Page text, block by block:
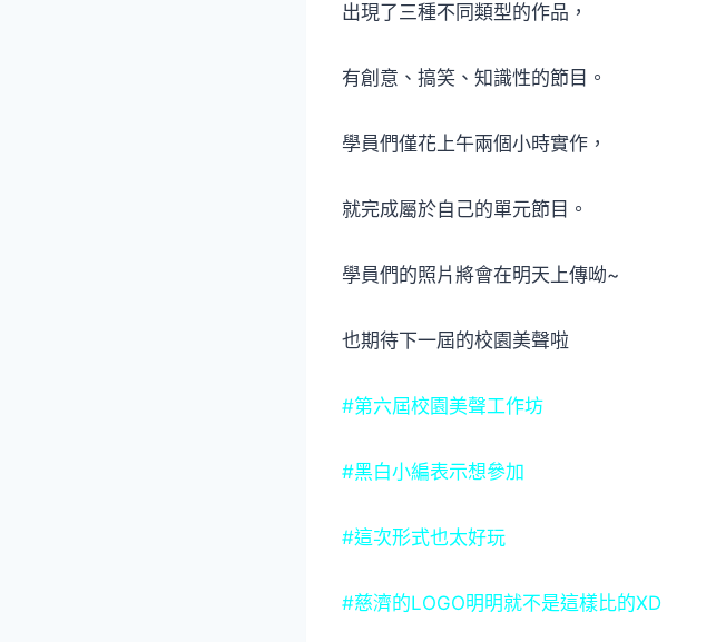
出現了三種不同類型的作品，
有創意、搞笑、知識性的節目。
學員們僅花上午兩個小時實作，
就完成屬於自己的單元節目。
學員們的照片將會在明天上傳呦~
也期待下一屆的校園美聲啦
#第六屆校園美聲工作坊
#黑白小編表示想參加
#這次形式也太好玩
#慈濟的LOGO明明就不是這樣比的XD